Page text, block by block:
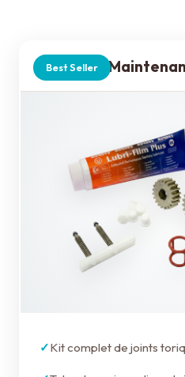
Best Seller
Kit
Kit complet de joints